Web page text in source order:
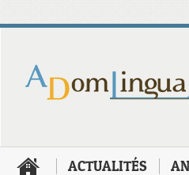
ACTUALITÉS